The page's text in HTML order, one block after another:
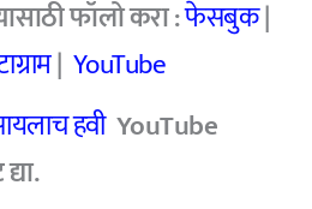
फॉलो करा :फेसबुक|
| YouTube
हवी YouTube